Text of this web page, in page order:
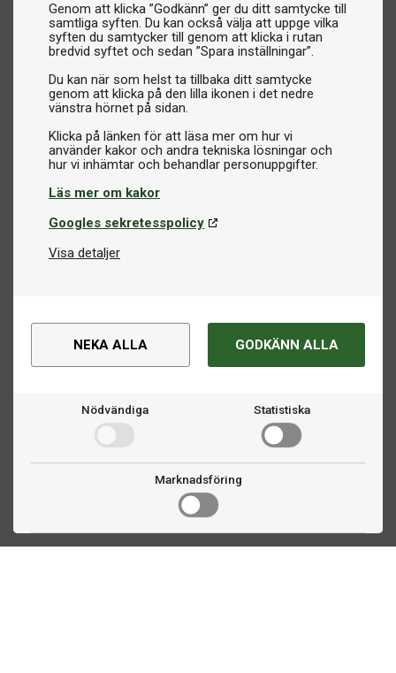
Genom att klicka ”Godkänn” ger du ditt samtycke till
samtliga syften. Du kan också välja att uppge vilka
syften du samtycker till genom att klicka i rutan
bredvid syftet och sedan ”Spara inställningar”.
Du kan när som helst ta tillbaka ditt samtycke
genom att klicka på den lilla ikonen i det nedre
vänstra hörnet på sidan.
Klicka på länken för att läsa mer om hur vi
använder kakor och andra tekniska lösningar och
Läs mer om kakor
Googles sekretesspolicy
Visa detaljer
NEKA ALLA GODKÄNN ALLA
Nödvändiga Statistiska
Marknadsföring